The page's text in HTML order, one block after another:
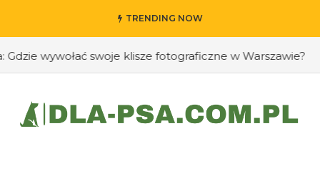
TRENDING NOW
wywołać swoje klisze fotograficzne w Warszawie?